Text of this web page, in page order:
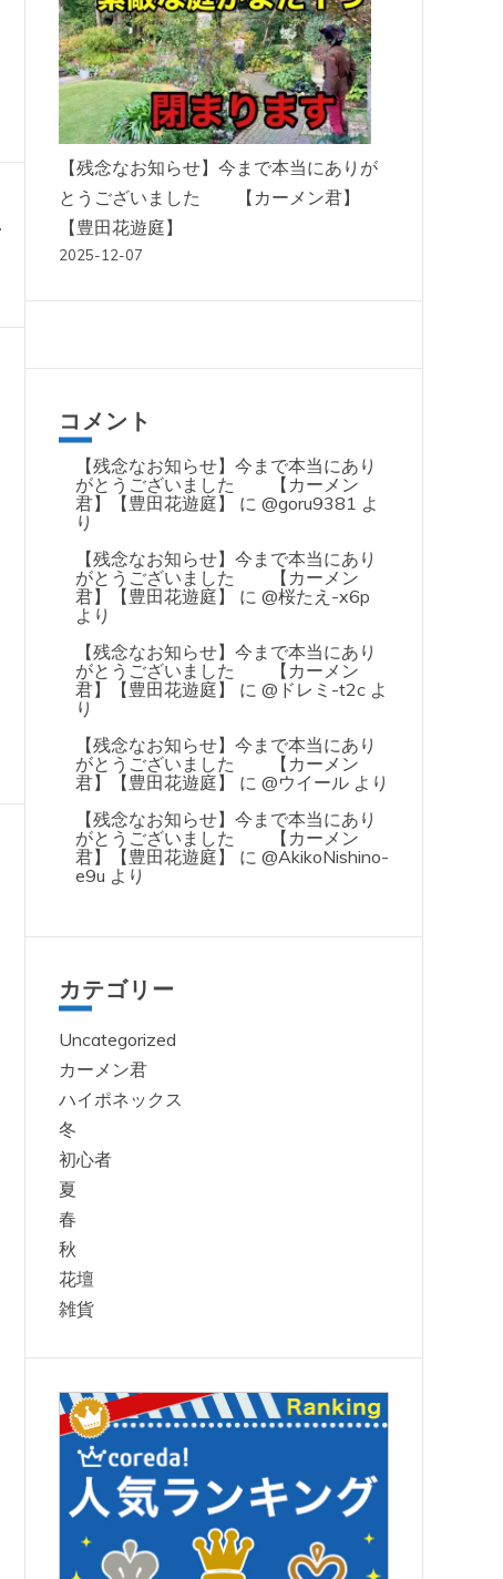
【残念なお知らせ】今まで本当にありが
とうございました 【カーメン君】
【豊田花遊庭】
2025-12-07
コメント
【残念なお知らせ】今まで本当にあり
がとうございました 【カーメン
君】【豊田花遊庭】
に @goru9381 よ
り
【残念なお知らせ】今まで本当にあり
がとうございました 【カーメン
君】【豊田花遊庭】
に @桜たえ-x6p
より
【残念なお知らせ】今まで本当にあり
がとうございました 【カーメン
君】【豊田花遊庭】
に @ドレミ-t2cよ
り
【残念なお知らせ】今まで本当にあり
がとうございました 【カーメン
君】【豊田花遊庭】
に @ウイールより
【残念なお知らせ】今まで本当にあり
がとうございました 【カーメン
君】【豊田花遊庭】
に @AkikoNishino-
e9u より
カテゴリー
Uncategorized
カーメン君
ハイポネックス
冬
初心者
夏
春
秋
花壇
雑貨